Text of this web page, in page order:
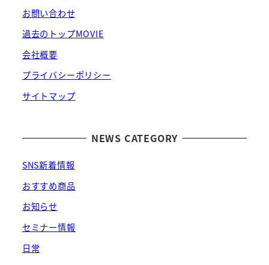
お問い合わせ
過去のトップMOVIE
会社概要
プライバシーポリシー
サイトマップ
NEWS CATEGORY
SNS新着情報
おすすめ商品
お知らせ
セミナー情報
日常